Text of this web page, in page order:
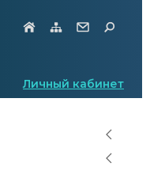
Личный кабинет